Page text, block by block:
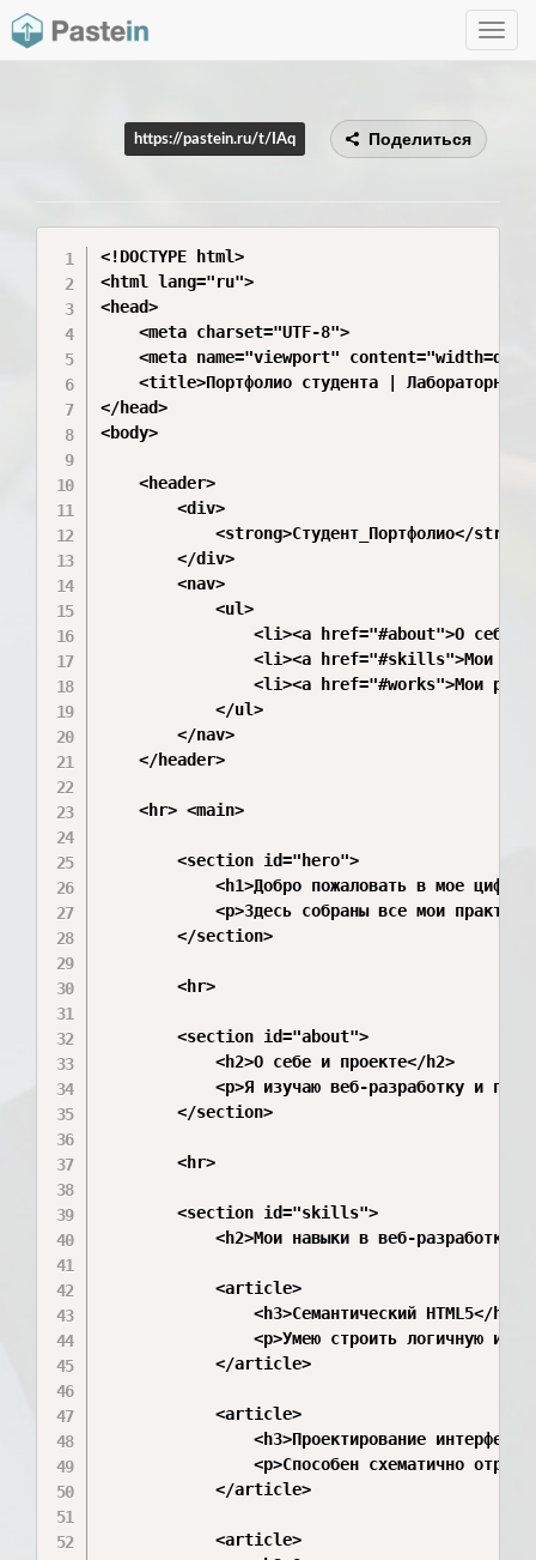
Toggle
https://pastein.ru/t/IAq Поделиться
<!DOCTYPE html>
<html lang="ru">
<head>
    <meta charset="UTF-8">
<meta name="viewport"
<title>Портфолио студента | Лабораторные
</head>
<body>
    <header>
        <div>
<strong>Студент_Портфолио</
        </div>
        <nav>
            <ul>
<li><a href="#about">О себе</
<li><a href="#skills">Мои
<li><a href="#works">Мои
            </ul>
        </nav>
    </header>
    <hr> <main>
        <section id="hero">
<h1>Добро пожаловать в мое
<p>Здесь собраны все мои
        </section>
        <hr>
        <section id="about">
            <h2>О себе и проекте</h2>
<p>Я изучаю веб-разработку и
        </section>
        <hr>
        <section id="skills">
<h2>Мои навыки в веб-разработке</
            <article>
                <h3>Семантический HTML5</h3>
<p>Умею строить логичную и
            </article>
            <article>
<h3>Проектирование
<p>Способен схематично
            </article>
            <article>